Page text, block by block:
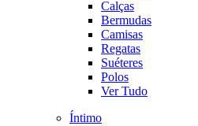
Calças
Bermudas
Camisas
Regatas
Suéteres
Polos
Ver Tudo
Íntimo